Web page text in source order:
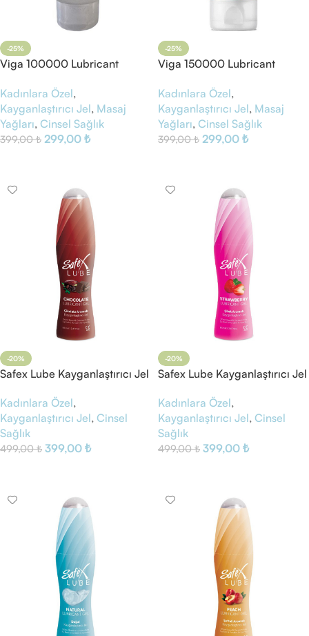
-25%
Viga 100000 Lubricant
Kadınlara Özel,
Kayganlaştırıcı Jel, Masaj
Yağları, Cinsel Sağlık
399,00₺ 299,00 ₺
-25%
Viga 150000 Lubricant
Kadınlara Özel,
Kayganlaştırıcı Jel, Masaj
Yağları, Cinsel Sağlık
399,00₺ 299,00 ₺
-20%
Safex Lube Kayganlaştırıcı Jel
Kadınlara Özel,
Kayganlaştırıcı Jel, Cinsel
Sağlık
499,00₺ 399,00 ₺
-20%
Safex Lube Kayganlaştırıcı Jel
Kadınlara Özel,
Kayganlaştırıcı Jel, Cinsel
Sağlık
499,00₺ 399,00 ₺